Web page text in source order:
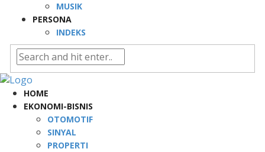
MUSIK
PERSONA
INDEKS
HOME
EKONOMI-BISNIS
OTOMOTIF
SINYAL
PROPERTI